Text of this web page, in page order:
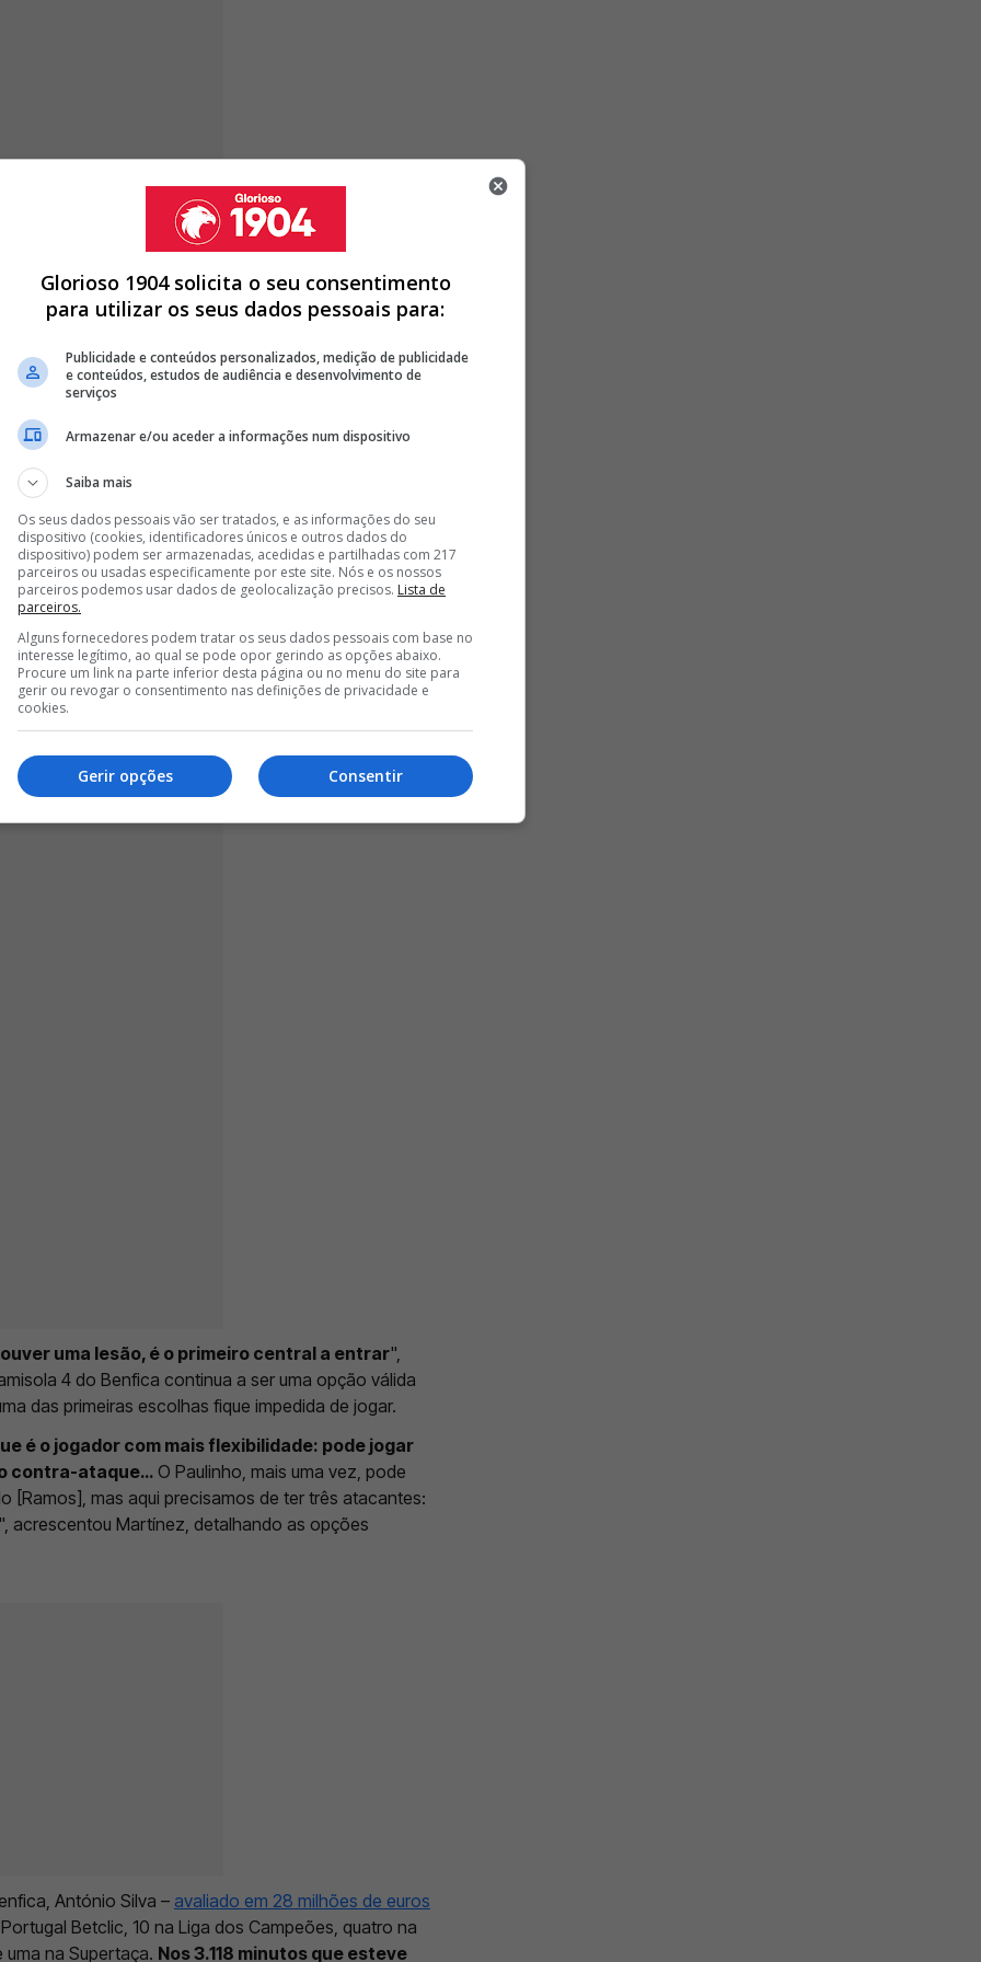
faz parte do grupo e, se
central a entrar"
CENTRAL DO BENFICA (E NÃO É ANTÓNIO SILVA)
A DEFESA DO BENFICA E DIZ QUE JOGADOR É
COSTA SE PORTOU MAL COM ANTÓNIO SILVA
< >
com eles e, em março, precisámos de
e a escolha recaiu sobre o Tomás
sobre algumas das decisões em relação ao
uma lesão, é o primeiro central a entrar",
4 do Benfica continua a ser uma opção válida
das primeiras escolhas fique impedida de jogar.
é o jogador com mais flexibilidade: pode jogar
contra-ataque… O Paulinho, mais uma vez, pode
[Ramos], mas aqui precisamos de ter três atacantes:
acrescentou Martínez, detalhando as opções
António Silva – avaliado em 28 milhões de euros
Betclic, 10 na Liga dos Campeões, quatro na
uma na Supertaça. Nos 3.118 minutos que esteve
Glorioso 1904 solicita o seu consentimento
para utilizar os seus dados pessoais para:
Publicidade e conteúdos personalizados, medição de publicidade
e conteúdos, estudos de audiência e desenvolvimento de
serviços
Armazenar e/ou aceder a informações num dispositivo
Saiba mais
Os seus dados pessoais vão ser tratados, e as informações do seu
dispositivo (cookies, identificadores únicos e outros dados do
dispositivo) podem ser armazenadas, acedidas e partilhadas com 217
parceiros ou usadas especificamente por este site. Nós e os nossos
parceiros podemos usar dados de geolocalização precisos. Lista de
parceiros.
Alguns fornecedores podem tratar os seus dados pessoais com base no
interesse legítimo, ao qual se pode opor gerindo as opções abaixo.
Procure um link na parte inferior desta página ou no menu do site para
gerir ou revogar o consentimento nas definições de privacidade e
cookies.
Consentir
Gerir opções